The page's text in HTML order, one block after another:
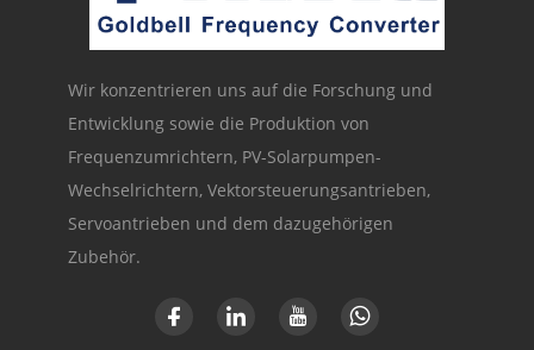
Wir konzentrieren uns auf die Forschung und
Entwicklung sowie die Produktion von
Frequenzumrichtern, PV-Solarpumpen-
Wechselrichtern, Vektorsteuerungsantrieben,
Servoantrieben und dem dazugehörigen
Zubehör.